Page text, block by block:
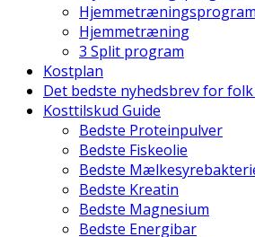
Hjemmetræningsprogram
Hjemmetræning
3 Split program
Kostplan
Det bedste nyhedsbrev for
Kosttilskud Guide
Bedste Proteinpulver
Bedste Fiskeolie
Bedste
Bedste Kreatin
Bedste Magnesium
Bedste Energibar